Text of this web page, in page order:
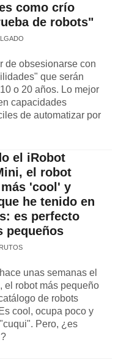
como crío
de robots"
de obsesionarse con
que serán
o 20 años. Lo mejor
capacidades
de automatizar por
el iRobot
el robot
'cool' y
he tenido en
es perfecto
pequeños
unas semanas el
el robot más pequeño
de robots
cool, ocupa poco y
Pero, ¿es